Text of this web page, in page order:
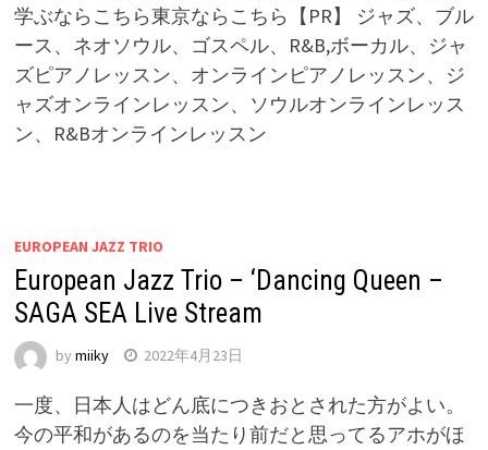
学ぶならこちら東京ならこちら【PR】 ジャズ、ブル
ース、ネオソウル、ゴスペル、R&B,ボーカル、ジャ
ズピアノレッスン、オンラインピアノレッスン、ジ
ャズオンラインレッスン、ソウルオンラインレッス
ン、R&Bオンラインレッスン
EUROPEAN JAZZ TRIO
European Jazz Trio – ‘Dancing Queen –
SAGA SEA Live Stream
by miiky 2022年4月23日
一度、日本人はどん底につきおとされた方がよい。
今の平和があるのを当たり前だと思ってるアホがほ